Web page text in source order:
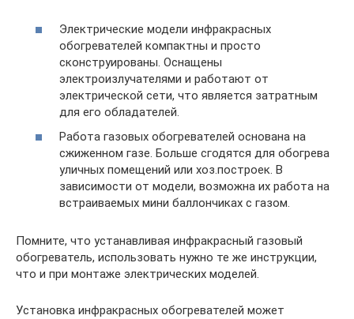
Электрические модели инфракрасных
обогревателей компактны и просто
сконструированы. Оснащены
электроизлучателями и работают от
электрической сети, что является затратным
для его обладателей.
Работа газовых обогревателей основана на
сжиженном газе. Больше сгодятся для обогрева
уличных помещений или хоз.построек. В
зависимости от модели, возможна их работа на
встраиваемых мини баллончиках с газом.
Помните, что устанавливая инфракрасный газовый
обогреватель, использовать нужно те же инструкции,
что и при монтаже электрических моделей.
Установка инфракрасных обогревателей может